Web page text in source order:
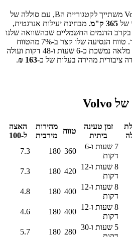
משתייך לקטגוריית הB, עם סוללה של
של 365 ק"מ. מבחינת יעילות אנרגטית,
בקרב הדגמים החשמליים שבהשוואה שלנו
טווח הנסיעה שלו קצר ב- 7 % מהטווח
מלאה נמשכת כ-6 שעות ו-48 דקות
ועולה
ציבורית מהירה בעלות של כ-163
₪
.
של Volvo
זמן טעינה
ביתית
טווח
מהירות
מירבית
האצה
ל-100
7 שעות ו-6
דקות
360
180
7.3
8 שעות ו-12
דקות
420
180
7.3
8 שעות ו-12
דקות
400
180
4.8
8 שעות ו-12
דקות
400
180
4.6
5 שעות ו-30
280
180
5.7